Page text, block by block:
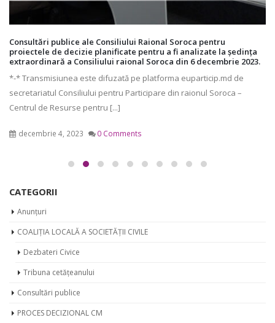
Consultări publice ale Consiliului Raional Soroca pentru
proiectele de decizie planificate pentru a fi analizate la ședința
extraordinară a Consiliului raional Soroca din 6 decembrie 2023.
*-* Transmisiunea este difuzată pe platforma euparticip.md de
secretariatul Consiliului pentru Participare din raionul Soroca –
Centrul de Resurse pentru [...]
decembrie 4, 2023 0 Comments
CATEGORII
Anunțuri
COALIȚIA LOCALĂ A SOCIETĂȚII CIVILE
Dezbateri Civice
Tribuna cetățeanului
Consultări publice
PROCES DECIZIONAL CM